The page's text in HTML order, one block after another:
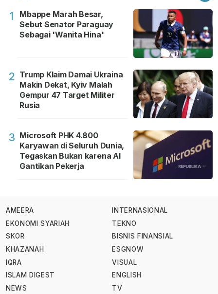
1
Mbappe Marah Besar,
Sebut Senator Paraguay
Sebagai 'Wanita Hina'
2 Trump Klaim Damai Ukraina
Makin Dekat, Kyiv Malah
Gempur 47 Target Militer
Rusia
3 Microsoft PHK 4.800
Karyawan di Seluruh Dunia,
Tegaskan Bukan karena AI
Gantikan Pekerja
AMEERA
EKONOMI SYARIAH
SKOR
KHAZANAH
IQRA
ISLAM DIGEST
NEWS
INTERNASIONAL
TEKNO
BISNIS FINANSIAL
ESGNOW
VISUAL
ENGLISH
TV